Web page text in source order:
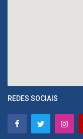
REDES SOCIAIS